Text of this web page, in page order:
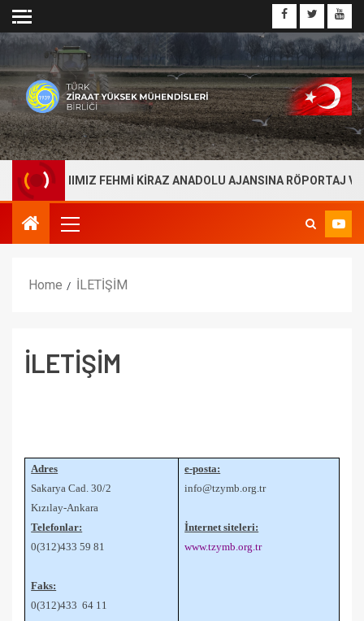
BAŞKANIMIZ FEHMİ KİRAZ ANADOLU AJANSINA RÖPORTAJ VERDİ
Home İLETİŞİM
İLETİŞİM
Adres
Sakarya Cad. 30/2
Kızılay-Ankara
Telefonlar:
0(312)433 59 81
Faks:
0(312)433 64 11
e-posta:
info@tzymb.org.tr
İnternet siteleri:
www.tzymb.org.tr